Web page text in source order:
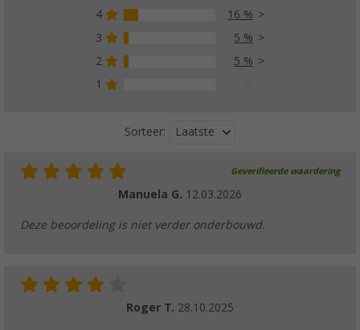
4
16 %
3
5 %
2
5 %
1
Sorteer: Laatste
Geverifieerde waardering
Manuela G. 12.03.2026
Deze beoordeling is niet verder onderbouwd.
Roger T. 28.10.2025